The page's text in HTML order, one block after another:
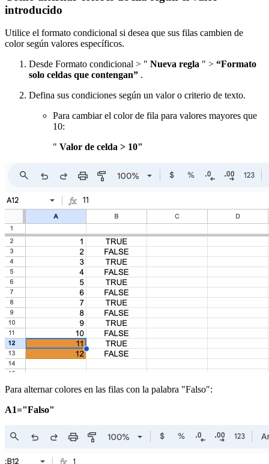
introducido
Utilice el formato condicional si desea que sus filas cambien de
color según valores específicos.
Desde Formato condicional > " Nueva regla " > “Formato
solo celdas que contengan” .
Defina sus condiciones según un valor o criterio de texto.
Para cambiar el color de fila para valores mayores que
10:
" Valor de celda > 10"
Para alternar colores en las filas con la palabra "Falso":
A1="Falso"